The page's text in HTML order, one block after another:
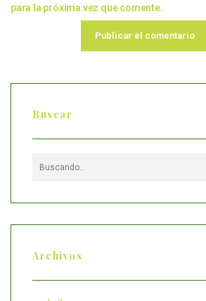
para la próxima vez que comente.
Buscar
Archivos